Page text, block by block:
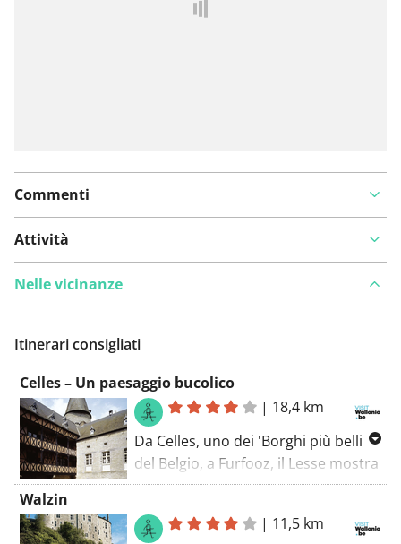
Commenti
Attività
Nelle vicinanze
Itinerari consigliati
Celles – Un paesaggio bucolico
| 18,4 km
Da Celles, uno dei 'Borghi più belli
del Belgio, a Furfooz, il Lesse mostra
i suoi bei meandri lungo le scogliere
contrasto con le vaste pianure e i
Walzin
| 11,5 km